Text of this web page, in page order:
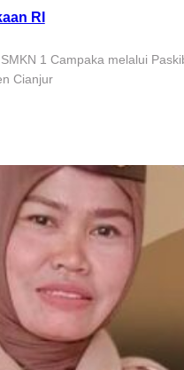
RI
1 Campaka melalui
Cianjur